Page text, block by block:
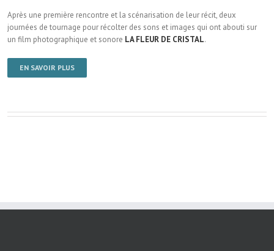
Après une première rencontre et la scénarisation de leur récit, deux
journées de tournage pour récolter des sons et images qui ont abouti sur
un film photographique et sonore LA FLEUR DE CRISTAL.
EN SAVOIR PLUS